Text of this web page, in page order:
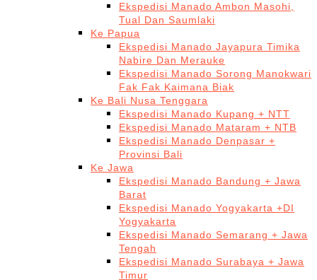
Ekspedisi Manado Ambon Masohi,
Tual Dan Saumlaki
Ke Papua
Ekspedisi Manado Jayapura Timika
Nabire Dan Merauke
Ekspedisi Manado Sorong Manokwari
Fak Fak Kaimana Biak
Ke Bali Nusa Tenggara
Ekspedisi Manado Kupang + NTT
Ekspedisi Manado Mataram + NTB
Ekspedisi Manado Denpasar +
Provinsi Bali
Ke Jawa
Ekspedisi Manado Bandung + Jawa
Barat
Ekspedisi Manado Yogyakarta +DI
Yogyakarta
Ekspedisi Manado Semarang + Jawa
Tengah
Ekspedisi Manado Surabaya + Jawa
Timur